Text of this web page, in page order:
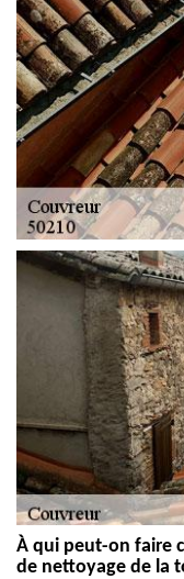
À qui peut-on faire
de nettoyage de la